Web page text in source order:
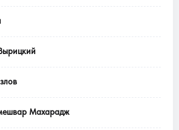
Махарадж